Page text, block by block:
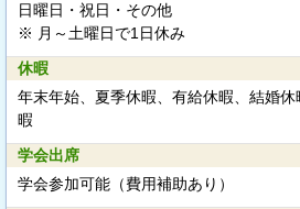
日曜日・祝日・その他
※ 月～土曜日で1日休み
休暇
年末年始、夏季休暇、有給休暇、結婚
暇
学会出席
学会参加可能（費用補助あり）